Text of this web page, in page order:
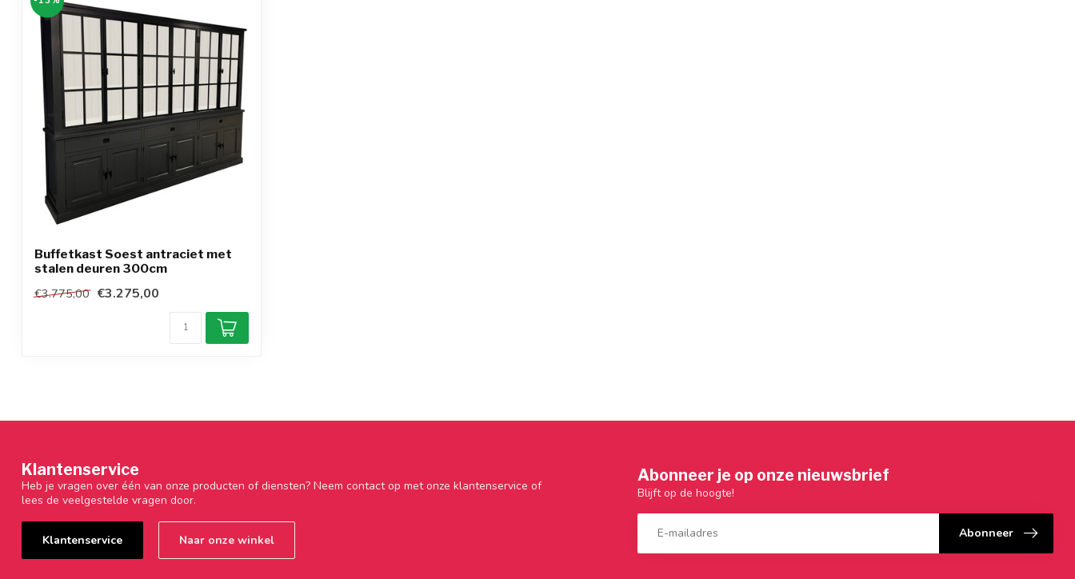
Buffetkast Soest antraciet met
stalen deuren 300cm
€3.775,00 €3.275,00
Klantenservice
Heb je vragen over één van onze producten of diensten? Neem contact op met onze klantenservice of
lees de veelgestelde vragen door.
Klantenservice Naar onze winkel
Abonneer je op onze nieuwsbrief
Blijft op de hoogte!
Abonneer